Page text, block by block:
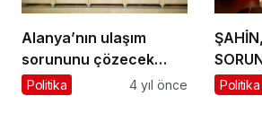
Alanya’nın ulaşım
sorununu çözecek
master plan hazır
Politika 4 yıl önce Politika